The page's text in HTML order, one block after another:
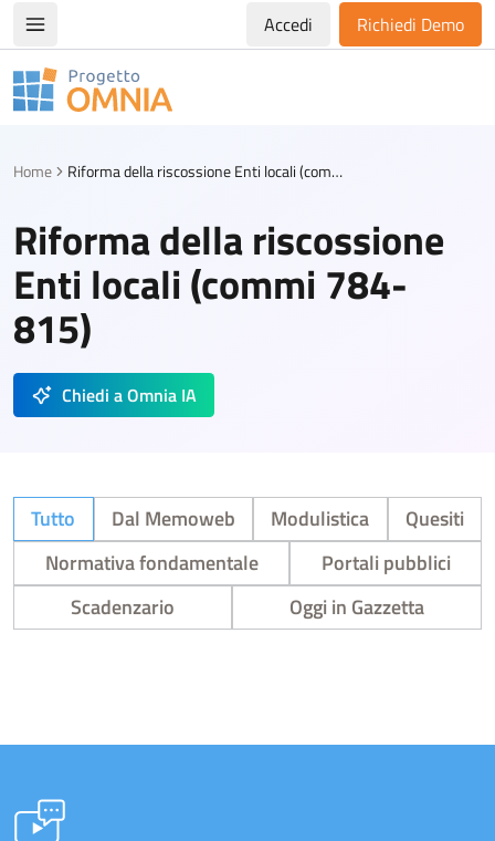
Apri/chiudi menù di navigazioneAccedi Richiedi Demo
Progetto Omnia
Home Riforma della riscossione Enti locali (commi 784-815)
Riforma della riscossione
Enti locali (commi 784-
815)
Chiedi a Omnia IA
Tutto Dal Memoweb Modulistica
Quesiti
Normativa fondamentale
Portali pubblici
Scadenzario
Oggi in Gazzetta